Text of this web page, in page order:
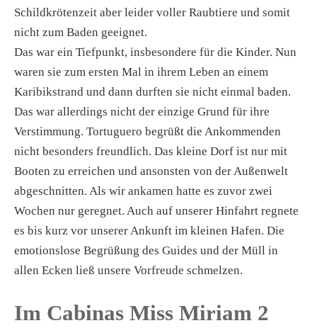
Schildkrötenzeit aber leider voller Raubtiere und somit
nicht zum Baden geeignet.
Das war ein Tiefpunkt, insbesondere für die Kinder. Nun
waren sie zum ersten Mal in ihrem Leben an einem
Karibikstrand und dann durften sie nicht einmal baden.
Das war allerdings nicht der einzige Grund für ihre
Verstimmung. Tortuguero begrüßt die Ankommenden
nicht besonders freundlich. Das kleine Dorf ist nur mit
Booten zu erreichen und ansonsten von der Außenwelt
abgeschnitten. Als wir ankamen hatte es zuvor zwei
Wochen nur geregnet. Auch auf unserer Hinfahrt regnete
es bis kurz vor unserer Ankunft im kleinen Hafen. Die
emotionslose Begrüßung des Guides und der Müll in
allen Ecken ließ unsere Vorfreude schmelzen.
Im Cabinas Miss Miriam 2